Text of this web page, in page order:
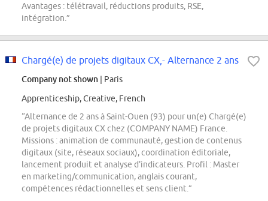
Avantages : télétravail, réductions produits, RSE,
intégration.”
Chargé(e) de projets digitaux CX,- Alternance 2 ans
Company not shown | Paris
Apprenticeship, Creative, French
“Alternance de 2 ans à Saint-Ouen (93) pour un(e) Chargé(e)
de projets digitaux CX chez (COMPANY NAME) France.
Missions : animation de communauté, gestion de contenus
digitaux (site, réseaux sociaux), coordination éditoriale,
lancement produit et analyse d'indicateurs. Profil : Master
en marketing/communication, anglais courant,
compétences rédactionnelles et sens client.”